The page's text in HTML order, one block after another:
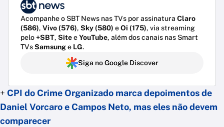
Acompanhe o SBT News nas TVs por assinatura Claro
(586), Vivo (576), Sky (580) eOi (175), via streaming
pelo+SBT, SiteeYouTube, além dos canais nas Smart
TVsSamsunge LG.
Siga no Google Discover
+ CPI do Crime Organizado marca depoimentos de
Daniel Vorcaro e Campos Neto, mas eles não devem
comparecer